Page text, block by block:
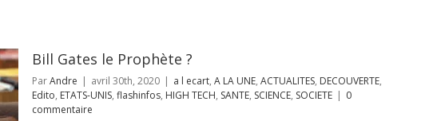
Bill Gates le Prophète ?
ParAndre | avril 30th, 2020 | a l ecart, A LA UNE, ACTUALITES, DECOUVERTE,
Edito, ETATS-UNIS, flashinfos, HIGH TECH, SANTE, SCIENCE, SOCIETE | 0
commentaire